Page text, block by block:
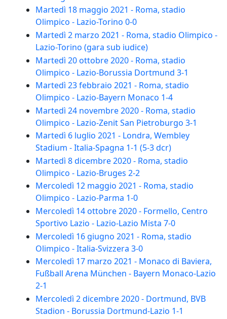
Martedì 18 maggio 2021 - Roma, stadio
Olimpico - Lazio-Torino 0-0
Martedì 2 marzo 2021 - Roma, stadio Olimpico -
Lazio-Torino (gara sub iudice)
Martedì 20 ottobre 2020 - Roma, stadio
Olimpico - Lazio-Borussia Dortmund 3-1
Martedì 23 febbraio 2021 - Roma, stadio
Olimpico - Lazio-Bayern Monaco 1-4
Martedì 24 novembre 2020 - Roma, stadio
Olimpico - Lazio-Zenit San Pietroburgo 3-1
Martedì 6 luglio 2021 - Londra, Wembley
Stadium - Italia-Spagna 1-1 (5-3 dcr)
Martedì 8 dicembre 2020 - Roma, stadio
Olimpico - Lazio-Bruges 2-2
Mercoledì 12 maggio 2021 - Roma, stadio
Olimpico - Lazio-Parma 1-0
Mercoledì 14 ottobre 2020 - Formello, Centro
Sportivo Lazio - Lazio-Lazio Mista 7-0
Mercoledì 16 giugno 2021 - Roma, stadio
Olimpico - Italia-Svizzera 3-0
Mercoledì 17 marzo 2021 - Monaco di Baviera,
Fußball Arena München - Bayern Monaco-Lazio
2-1
Mercoledì 2 dicembre 2020 - Dortmund, BVB
Stadion - Borussia Dortmund-Lazio 1-1